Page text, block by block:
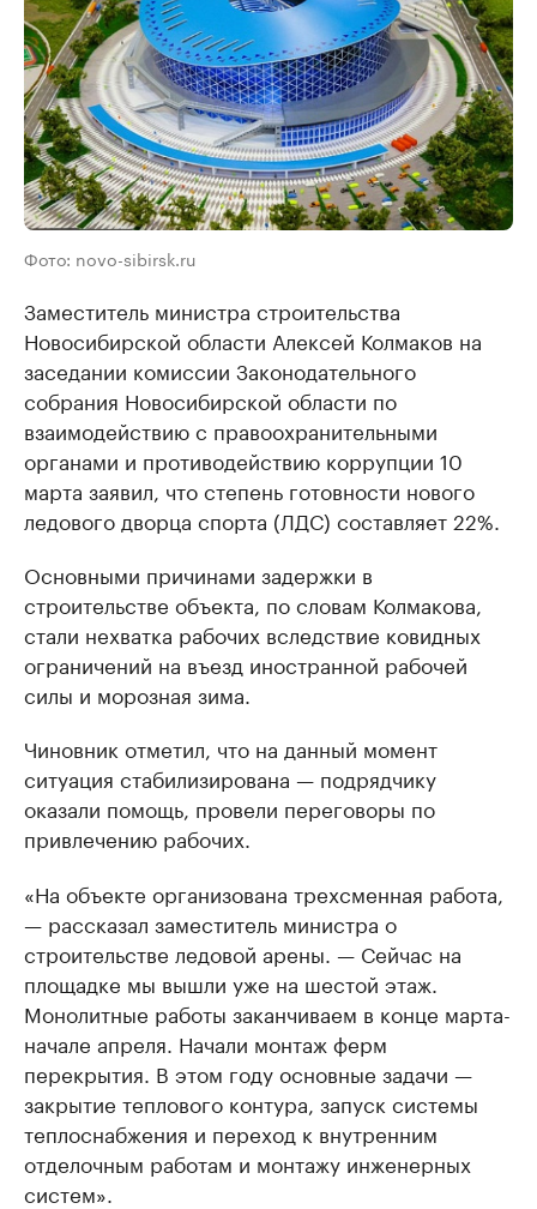
Фото: novo-sibirsk.ru
Заместитель министра строительства
Новосибирской области Алексей Колмаков на
заседании комиссии Законодательного
собрания Новосибирской области по
взаимодействию с правоохранительными
органами и противодействию коррупции 10
марта заявил, что степень готовности нового
ледового дворца спорта (ЛДС) составляет 22%.
Основными причинами задержки в
строительстве объекта, по словам Колмакова,
стали нехватка рабочих вследствие ковидных
ограничений на въезд иностранной рабочей
силы и морозная зима.
Чиновник отметил, что на данный момент
ситуация стабилизирована — подрядчику
оказали помощь, провели переговоры по
привлечению рабочих.
«На объекте организована трехсменная работа,
— рассказал заместитель министра о
строительстве ледовой арены. — Сейчас на
площадке мы вышли уже на шестой этаж.
Монолитные работы заканчиваем в конце марта-
начале апреля. Начали монтаж ферм
перекрытия. В этом году основные задачи —
закрытие теплового контура, запуск системы
теплоснабжения и переход к внутренним
отделочным работам и монтажу инженерных
систем».